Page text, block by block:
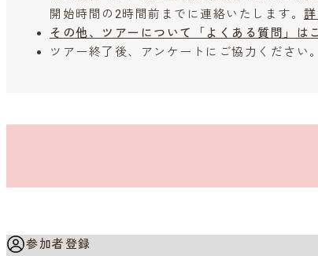
開始時間の2時間前までに連絡いたします。
その他、ツアーについて「よくある質問」は
ツアー終了後、アンケートにご協力ください。
参加者登録